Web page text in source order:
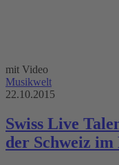
mit Video
Musikwelt
22.10.2015
Swiss Live
der Schweiz